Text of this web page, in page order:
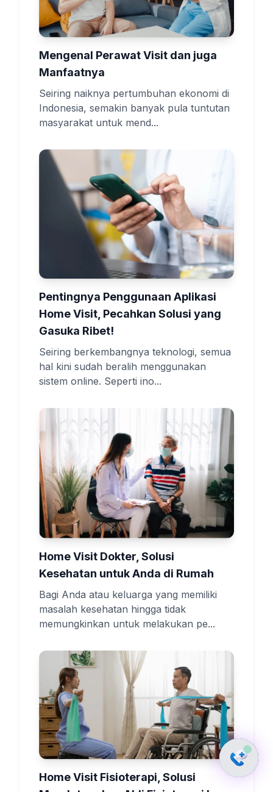
Mengenal Perawat Visit dan juga
Manfaatnya
Seiring naiknya pertumbuhan ekonomi di
Indonesia, semakin banyak pula tuntutan
masyarakat untuk mend...
Pentingnya Penggunaan Aplikasi
Home Visit, Pecahkan Solusi yang
Gasuka Ribet!
Seiring berkembangnya teknologi, semua
hal kini sudah beralih menggunakan
sistem online. Seperti ino...
Home Visit Dokter, Solusi
Kesehatan untuk Anda di Rumah
Bagi Anda atau keluarga yang memiliki
masalah kesehatan hingga tidak
memungkinkan untuk melakukan pe...
Home Visit Fisioterapi, Solusi